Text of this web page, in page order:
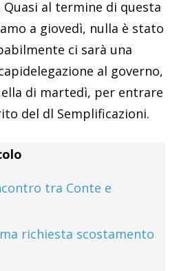
Quasi al termine di questa
a giovedì, nulla è stato
ci sarà una
al governo,
di martedì, per entrare
del dl Semplificazioni.
tra Conte e
richiesta scostamento